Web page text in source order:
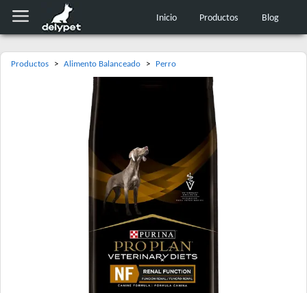
Inicio Productos Blog
Productos > Alimento Balanceado > Perro